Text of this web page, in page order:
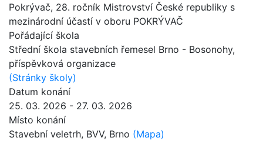
Pokrývač, 28. ročník Mistrovství České republiky s
mezinárodní účastí v oboru POKRÝVAČ
Pořádající škola
Střední škola stavebních řemesel Brno - Bosonohy,
příspěvková organizace
(Stránky školy)
Datum konání
25. 03. 2026 - 27. 03. 2026
Místo konání
Stavební veletrh, BVV, Brno (Mapa)